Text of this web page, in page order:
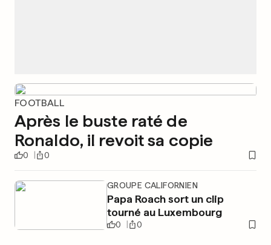
FOOTBALL
Après le buste raté de
Ronaldo, il revoit sa copie
0 0
GROUPE CALIFORNIEN
Papa Roach sort un clip
tourné au Luxembourg
0 0